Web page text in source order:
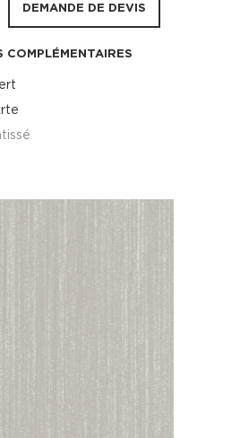
DEMANDE DE DEVIS
COMPLÉMENTAIRES